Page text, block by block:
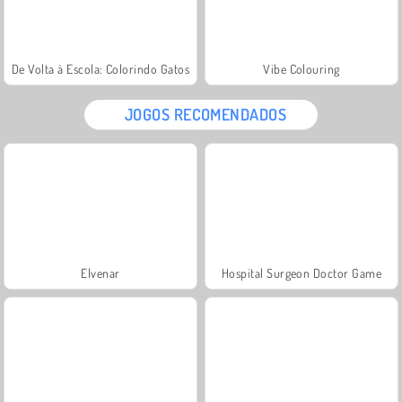
De Volta à Escola: Colorindo Gatos Vibe Colouring
JOGOS RECOMENDADOS
Elvenar Hospital Surgeon Doctor Game